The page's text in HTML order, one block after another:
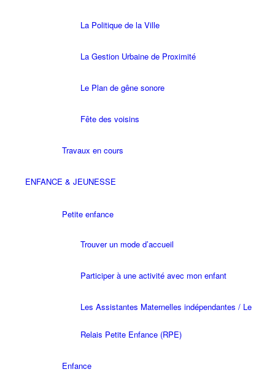
La Politique de la Ville
La Gestion Urbaine de Proximité
Le Plan de gêne sonore
Fête des voisins
Travaux en cours
ENFANCE & JEUNESSE
Petite enfance
Trouver un mode d’accueil
Participer à une activité avec mon enfant
Les Assistantes Maternelles indépendantes / Le
Relais Petite Enfance (RPE)
Enfance